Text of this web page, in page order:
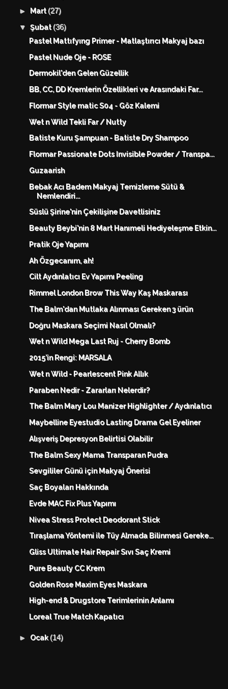
► Mart(27)
▼Şubat(36)
Pastel Mattıfyıng Primer - Matlaştırıcı Makyaj bazı
Pastel Nude Oje - ROSE
Dermokil'den Gelen Güzellik
BB, CC, DD Kremlerin Özellikleri ve Arasındaki Far...
Flormar Style matic S04 - Göz Kalemi
Wet n Wild Tekli Far / Nutty
Batiste Kuru Şampuan - Batiste Dry Shampoo
Flormar Passionate Dots Invisible Powder / Transpa...
Guzaarish
Bebak Acı Badem Makyaj Temizleme Sütü &
Nemlendiri...
Süslü Şirine'nin Çekilişine Davetlisiniz
Beauty Beybi'nin 8 Mart Hanımeli Hediyeleşme Etkin...
Pratik Oje Yapımı
Ah Özgecanım, ah!
Cilt Aydınlatıcı Ev Yapımı Peeling
Rimmel London Brow This Way Kaş Maskarası
The Balm'dan Mutlaka Alınması Gereken 3 ürün
Doğru Maskara Seçimi Nasıl Olmalı?
Wet n Wild Mega Last Ruj - Cherry Bomb
2015’in Rengi: MARSALA
Wet n Wild - Pearlescent Pink Allık
Paraben Nedir - Zararları Nelerdir?
The Balm Mary Lou Manizer Highlighter / Aydınlatıcı
Maybelline Eyestudio Lasting Drama Gel Eyeliner
Alışveriş Depresyon Belirtisi Olabilir
The Balm Sexy Mama Transparan Pudra
Sevgililer Günü için Makyaj Önerisi
Saç Boyaları Hakkında
Evde MAC Fix Plus Yapımı
Nivea Stress Protect Deodorant Stick
Tıraşlama Yöntemi ile Tüy Almada Bilinmesi Gereke...
Gliss Ultimate Hair Repair Sıvı Saç Kremi
Pure Beauty CC Krem
Golden Rose Maxim Eyes Maskara
High-end & Drugstore Terimlerinin Anlamı
Loreal True Match Kapatıcı
► Ocak(14)